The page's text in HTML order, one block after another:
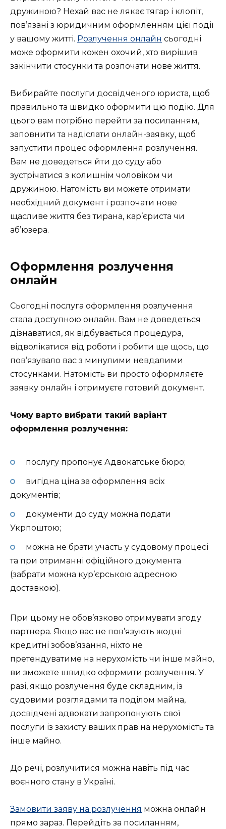
дружиною? Нехай вас не лякає тягар і клопіт,
пов’язані з юридичним оформленням цієї події
у вашому житті. Розлучення онлайн сьогодні
може оформити кожен охочий, хто вирішив
закінчити стосунки та розпочати нове життя.
Вибирайте послуги досвідченого юриста, щоб
правильно та швидко оформити цю подію. Для
цього вам потрібно перейти за посиланням,
заповнити та надіслати онлайн-заявку, щоб
запустити процес оформлення розлучення.
Вам не доведеться йти до суду або
зустрічатися з колишнім чоловіком чи
дружиною. Натомість ви можете отримати
необхідний документ і розпочати нове
щасливе життя без тирана, кар’єриста чи
аб’юзера.
Оформлення розлучення
онлайн
Сьогодні послуга оформлення розлучення
стала доступною онлайн. Вам не доведеться
дізнаватися, як відбувається процедура,
відволікатися від роботи і робити ще щось, що
пов’язувало вас з минулими невдалими
стосунками. Натомість ви просто оформляєте
заявку онлайн і отримуєте готовий документ.
Чому варто вибрати такий варіант
оформлення розлучення:
послугу пропонує Адвокатське бюро;
вигідна ціна за оформлення всіх
документів;
документи до суду можна подати
Укрпоштою;
можна не брати участь у судовому процесі
та при отриманні офіційного документа
(забрати можна кур’єрською адресною
доставкою).
При цьому не обов’язково отримувати згоду
партнера. Якщо вас не пов’язують жодні
кредитні зобов’язання, ніхто не
претендуватиме на нерухомість чи інше майно,
ви зможете швидко оформити розлучення. У
разі, якщо розлучення буде складним, із
судовими розглядами та поділом майна,
досвідчені адвокати запропонують свої
послуги із захисту ваших прав на нерухомість та
інше майно.
До речі, розлучитися можна навіть під час
воєнного стану в Україні.
Замовити заяву на розлучення можна онлайн
прямо зараз. Перейдіть за посиланням,